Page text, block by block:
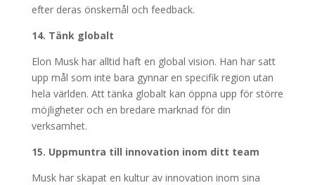
efter deras önskemål och feedback.
14. Tänk globalt
Elon Musk har alltid haft en global vision. Han har satt
upp mål som inte bara gynnar en specifik region utan
hela världen. Att tänka globalt kan öppna upp för större
möjligheter och en bredare marknad för din
verksamhet.
15. Uppmuntra till innovation inom ditt team
Musk har skapat en kultur av innovation inom sina